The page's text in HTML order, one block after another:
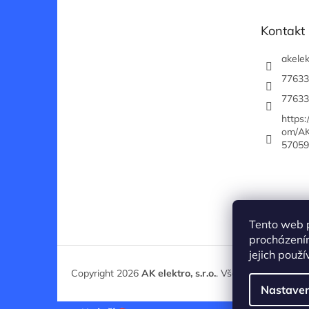
Tento web
jejich
Kontakt
om/
Copyright 2026 AK elektro, s.r.o.. Všechna práva